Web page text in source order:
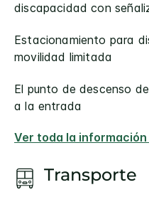
discapacidad con
Estacionamiento para
movilidad limitada
El punto de descenso
a la entrada
Ver toda la
Transporte